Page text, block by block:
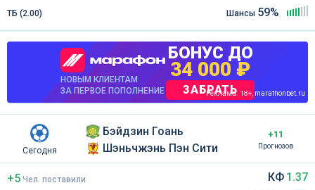
ТБ (2.00)
Шансы 59%
НОВЫМ КЛИЕНТАМ
ЗА ПЕРВОЕ ПОПОЛНЕНИЕ
БОНУС ДО
34 000 ₽
ЗАБРАТЬ
Реклама. 18+, marathonbet.ru
Сегодня
Бэйдзин Гоань
Шэньчжэнь Пэн Сити
+11
Прогнозов
+5 Чел поставили
КФ 1.37